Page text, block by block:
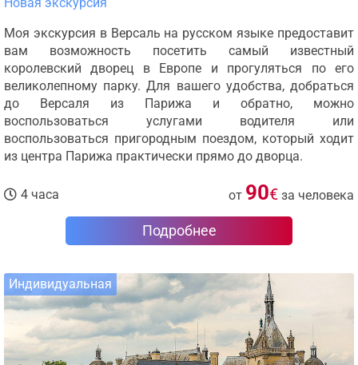
Моя экскурсия в Версаль на русском языке предоставит
вам возможность посетить самый известный
королевский дворец в Европе и прогуляться по его
великолепному парку. Для вашего удобства, добраться
до Версаля из Парижа и обратно, можно
воспользоваться услугами водителя или
воспользоваться пригородным поездом, который ходит
из центра Парижа практически прямо до дворца.
4 часа от 90€ за человека
Подробнее
Индивидуальная